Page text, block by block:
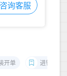
询客服
开单 进销存